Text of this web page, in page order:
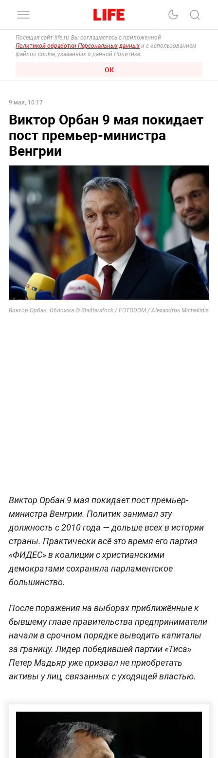
Посещая сайт life.ru, Вы соглашаетесь с приложенной
Политикой обработки Персональных данных и с использованием
файлов cookie, указанных в данной Политике.
ОК
9 мая, 10:17
Виктор Орбан 9 мая покидает
пост премьер-министра
Венгрии
Виктор Орбан. Обложка © Shutterstock / FOTODOM / Alexandros Michailidis
Виктор Орбан 9 мая покидает пост премьер-
министра Венгрии. Политик занимал эту
должность с 2010 года — дольше всех в истории
страны. Практически всё это время его партия
«ФИДЕС» в коалиции с христианскими
демократами сохраняла парламентское
большинство.
После поражения на выборах приближённые к
бывшему главе правительства предприниматели
начали в срочном порядке выводить капиталы
за границу. Лидер победившей партии «Тиса»
Петер Мадьяр уже призвал не приобретать
активы у лиц, связанных с уходящей властью.